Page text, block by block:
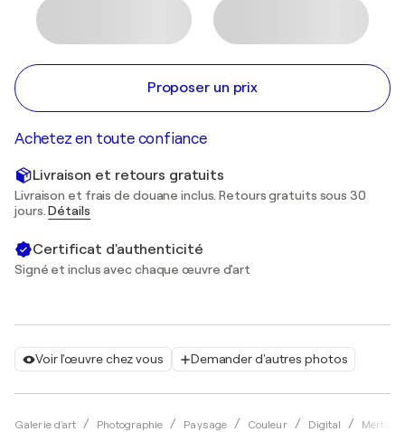
Voir l'œuvre chez vous Demander d'autres photos
Galerie d'art Photographie Paysage Couleur Digital Merten
Proposer un prix
Achetez en toute confiance
Livraison et retours gratuits
Livraison et frais de douane inclus. Retours gratuits sous 30
jours.Détails
Certificat d'authenticité
Signé et inclus avec chaque œuvre d'art